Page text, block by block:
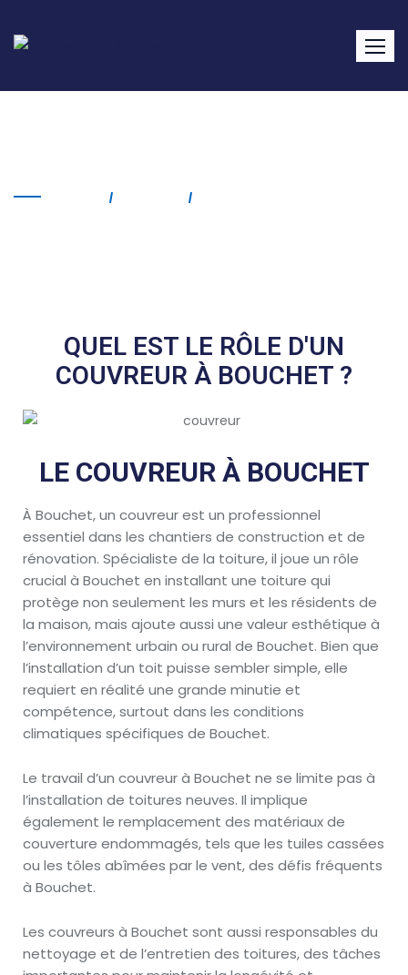
QUEL EST LE RÔLE D'UN
COUVREUR À BOUCHET ?
LE COUVREUR À BOUCHET
À Bouchet, un couvreur est un professionnel
essentiel dans les chantiers de construction et de
rénovation. Spécialiste de la toiture, il joue un rôle
crucial à Bouchet en installant une toiture qui
protège non seulement les murs et les résidents de
la maison, mais ajoute aussi une valeur esthétique à
l’environnement urbain ou rural de Bouchet. Bien que
l’installation d’un toit puisse sembler simple, elle
requiert en réalité une grande minutie et
compétence, surtout dans les conditions
climatiques spécifiques de Bouchet.
Le travail d’un couvreur à Bouchet ne se limite pas à
l’installation de toitures neuves. Il implique
également le remplacement des matériaux de
couverture endommagés, tels que les tuiles cassées
ou les tôles abîmées par le vent, des défis fréquents
à Bouchet.
Les couvreurs à Bouchet sont aussi responsables du
nettoyage et de l’entretien des toitures, des tâches